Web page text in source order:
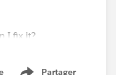
I fix it?
Partager